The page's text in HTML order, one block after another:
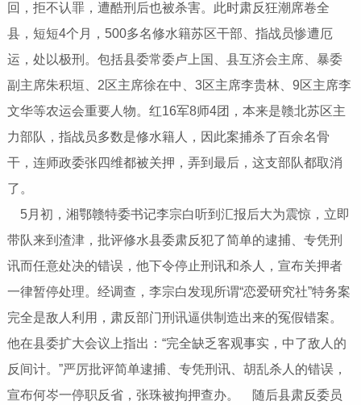
回，拒不认罪，遭酷刑后也被杀害。此时肃反狂潮席卷全
县，短短4个月，500多名修水籍苏区干部、指战员惨遭厄
运，处以极刑。包括县委常委卢上国、县互济会主席、暴委
副主席朱积垣、2区主席徐在中、3区主席李贵林、9区主席李
文华等农运会重要人物。红16军8师4团，本来是赣北苏区主
力部队，指战员多数是修水籍人，因此案捕杀了百余名骨
干，连师政委张四维都被关押，弄到最后，这支部队都取消
了。
5月初，湘鄂赣特委书记李宗白听到汇报后大为震惊，立即
带队来到渣津，批评修水县委肃反犯了简单的逮捕、专凭刑
讯而任意处决的错误，他下令停止刑讯和杀人，宣布关押者
一律暂停处理。经调查，李宗白发现所谓“恋爱研究社”特务案
完全是敌人利用，肃反部门刑讯逼供制造出来的冤假错案。
他在县委扩大会议上指出：“完全缺乏客观事实，中了敌人的
反间计。”严厉批评简单逮捕、专凭刑讯、胡乱杀人的错误，
宣布何岑一停职反省，张珠被拘押查办。 随后县肃反委员